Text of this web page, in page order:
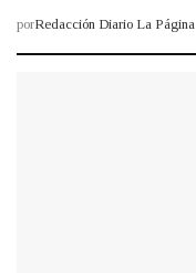
porRedacción Diario La Página